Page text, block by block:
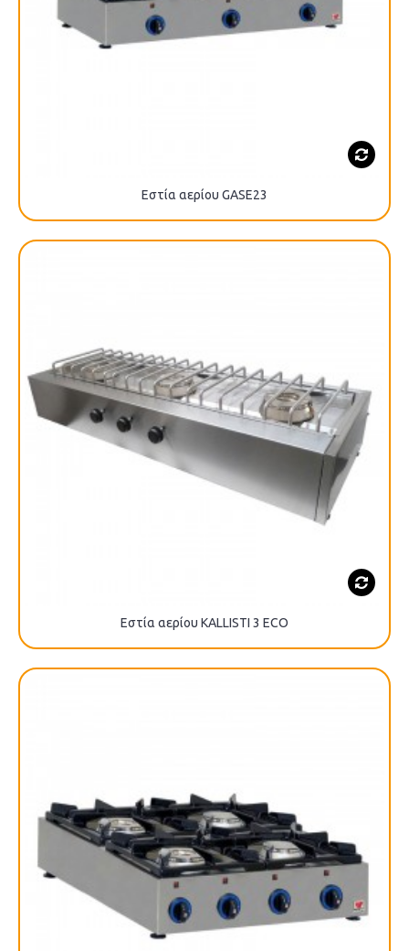
Εστία αερίου GASE23
Εστία αερίου KALLISTI 3 ECO